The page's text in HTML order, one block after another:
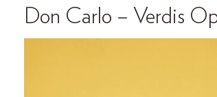
Don Carlo – Verdis